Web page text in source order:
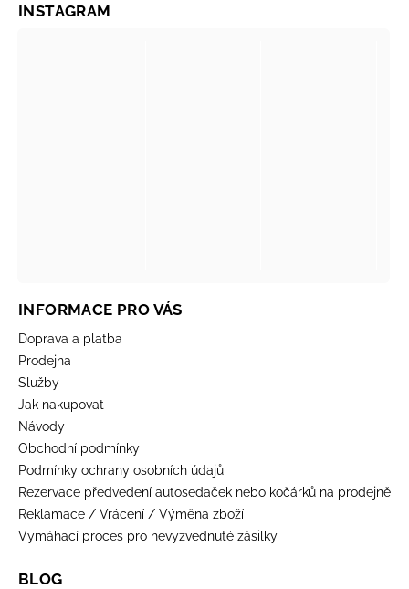
INFORMACE PRO VÁS
Doprava a platba
Prodejna
Služby
Jak nakupovat
Návody
Obchodní podmínky
Podmínky ochrany osobních údajů
Rezervace předvedení autosedaček nebo kočárků na prodejně
Reklamace / Vrácení / Výměna zboží
Vymáhací proces pro nevyzvednuté zásilky
BLOG
INSTAGRAM